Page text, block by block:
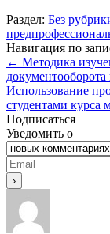
Раздел: Без
Навигация по
← Методика
Использование
студентами курса
Подписаться
Уведомить о